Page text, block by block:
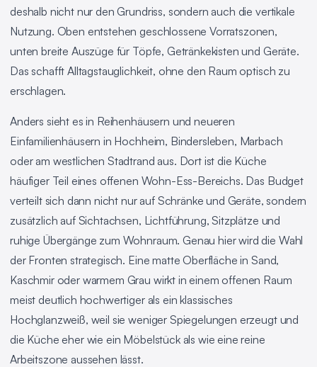
deshalb nicht nur den Grundriss, sondern auch die vertikale
Nutzung. Oben entstehen geschlossene Vorratszonen,
unten breite Auszüge für Töpfe, Getränkekisten und Geräte.
Das schafft Alltagstauglichkeit, ohne den Raum optisch zu
erschlagen.
Anders sieht es in Reihenhäusern und neueren
Einfamilienhäusern in Hochheim, Bindersleben, Marbach
oder am westlichen Stadtrand aus. Dort ist die Küche
häufiger Teil eines offenen Wohn-Ess-Bereichs. Das Budget
verteilt sich dann nicht nur auf Schränke und Geräte, sondern
zusätzlich auf Sichtachsen, Lichtführung, Sitzplätze und
ruhige Übergänge zum Wohnraum. Genau hier wird die Wahl
der Fronten strategisch. Eine matte Oberfläche in Sand,
Kaschmir oder warmem Grau wirkt in einem offenen Raum
meist deutlich hochwertiger als ein klassisches
Hochglanzweiß, weil sie weniger Spiegelungen erzeugt und
die Küche eher wie ein Möbelstück als wie eine reine
Arbeitszone aussehen lässt.